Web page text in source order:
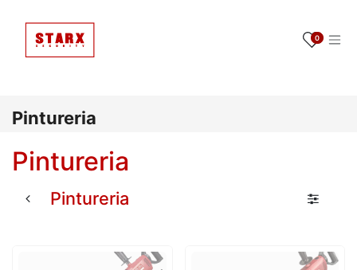
0
Pintureria
Pintureria
Pintureria